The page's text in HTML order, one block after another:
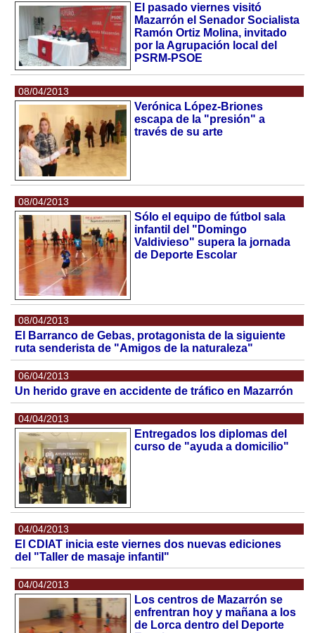
El pasado viernes visitó
Mazarrón el Senador Socialista
Ramón Ortiz Molina, invitado
por la Agrupación local del
PSRM-PSOE
08/04/2013
Verónica López-Briones
escapa de la "presión" a
través de su arte
08/04/2013
Sólo el equipo de fútbol sala
infantil del "Domingo
Valdivieso" supera la jornada
de Deporte Escolar
08/04/2013
El Barranco de Gebas, protagonista de la siguiente
ruta senderista de "Amigos de la naturaleza"
06/04/2013
Un herido grave en accidente de tráfico en Mazarrón
04/04/2013
Entregados los diplomas del
curso de "ayuda a domicilio"
04/04/2013
El CDIAT inicia este viernes dos nuevas ediciones
del "Taller de masaje infantil"
04/04/2013
Los centros de Mazarrón se
enfrentran hoy y mañana a los
de Lorca dentro del Deporte